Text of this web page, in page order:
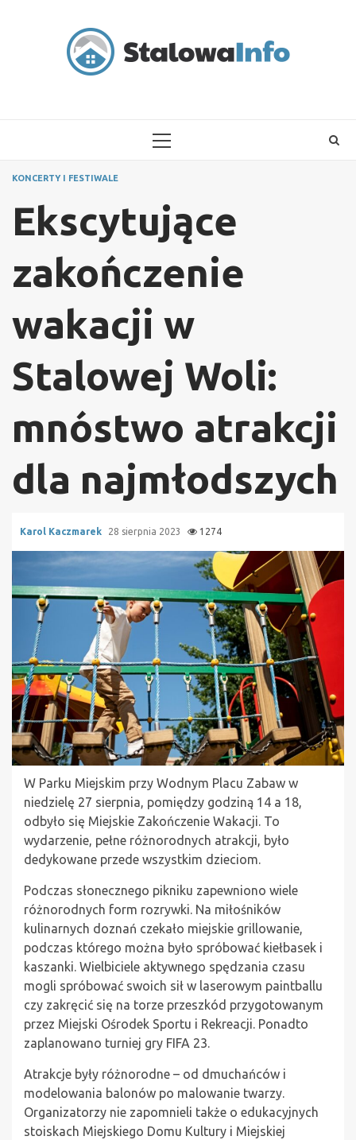
PRIMARY
KONCERTY I FESTIWALE
Ekscytujące
zakończenie
wakacji w
Stalowej Woli:
mnóstwo atrakcji
dla najmłodszych
Karol Kaczmarek 28 sierpnia 2023 1274
W Parku Miejskim przy Wodnym Placu Zabaw w
niedzielę 27 sierpnia, pomiędzy godziną 14 a 18,
odbyło się Miejskie Zakończenie Wakacji. To
wydarzenie, pełne różnorodnych atrakcji, było
dedykowane przede wszystkim dzieciom.
Podczas słonecznego pikniku zapewniono wiele
różnorodnych form rozrywki. Na miłośników
kulinarnych doznań czekało miejskie grillowanie,
podczas którego można było spróbować kiełbasek i
kaszanki. Wielbiciele aktywnego spędzania czasu
mogli spróbować swoich sił w laserowym paintballu
czy zakręcić się na torze przeszkód przygotowanym
przez Miejski Ośrodek Sportu i Rekreacji. Ponadto
zaplanowano turniej gry FIFA 23.
Atrakcje były różnorodne – od dmuchańców i
modelowania balonów po malowanie twarzy.
Organizatorzy nie zapomnieli także o edukacyjnych
stoiskach Miejskiego Domu Kultury i Miejskiej